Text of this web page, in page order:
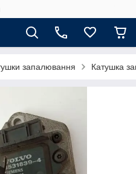
запалювання Катушка